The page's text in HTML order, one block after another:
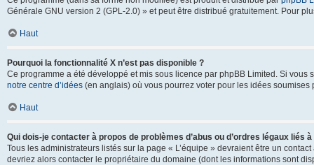
Générale GNU version 2 (GPL-2.0) » et peut être distribué gratuitement. Pour
Haut
Pourquoi la fonctionnalité X n’est pas disponible ?
Ce programme a été développé et mis sous licence par phpBB Limited. Si
notre centre d’idées (en anglais) où vous pourrez voter pour les idées soumises
Haut
Qui dois-je contacter à propos de problèmes d’abus ou d’ordres légaux liés
Tous les administrateurs listés sur la page « L’équipe » devraient être un
devriez alors contacter le propriétaire du domaine (dont les informations sont